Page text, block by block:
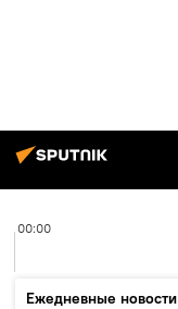
00:00
Ежедневные новости